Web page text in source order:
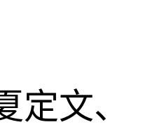
定文、